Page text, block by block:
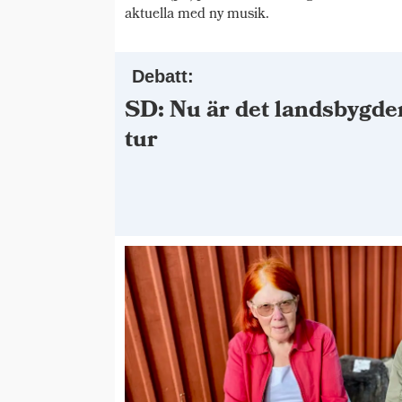
aktuella med ny musik.
Debatt:
SD: Nu är det
tur